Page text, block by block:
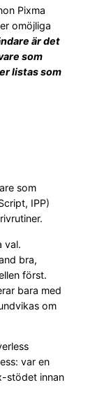
Pixma
omöjliga
är det
som
listas som
som
IPP)
val.
bra,
först.
bara med
om
var en
stödet innan